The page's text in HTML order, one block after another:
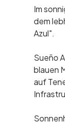
Im
dem
Azul".
Sueño
blauen
auf